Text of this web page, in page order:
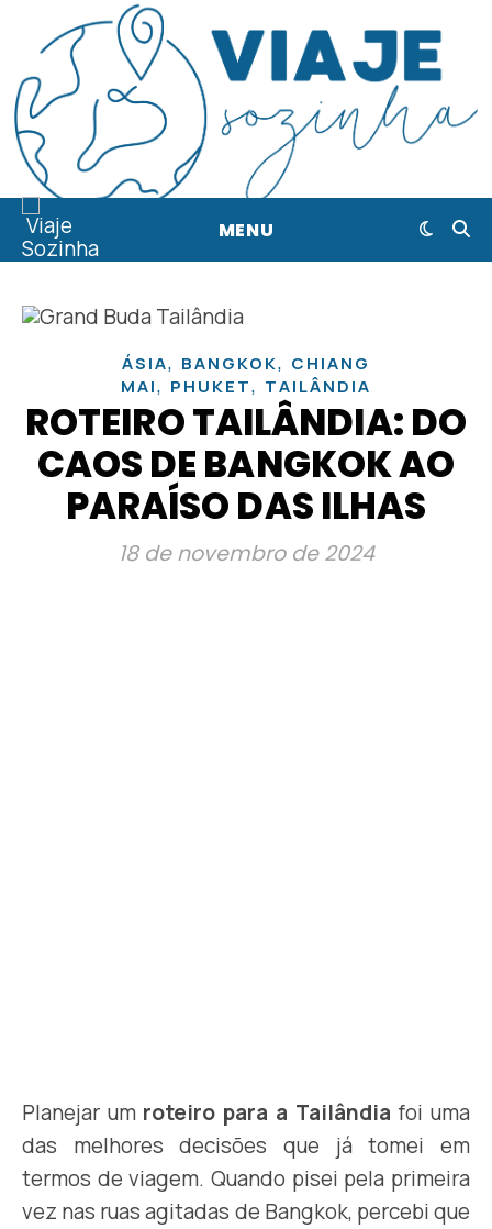
MENU
ÁSIA, BANGKOK, CHIANG
MAI, PHUKET, TAILÂNDIA
ROTEIRO TAILÂNDIA: DO
CAOS DE BANGKOK AO
PARAÍSO DAS ILHAS
18 de novembro de 2024
Planejar um roteiro para a Tailândia foi uma
das melhores decisões que já tomei em
termos de viagem. Quando pisei pela primeira
vez nas ruas agitadas de Bangkok, percebi que